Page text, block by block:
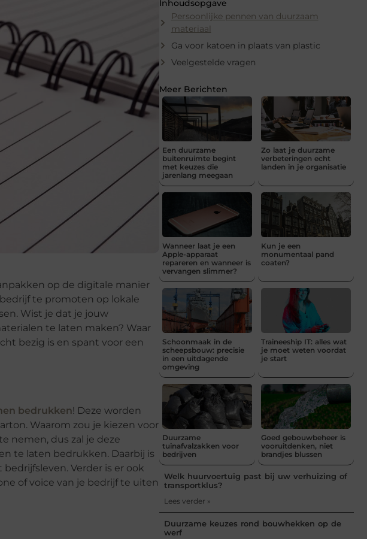
op de digitale manier
te promoten op lokale
Wist je dat je jouw
te laten maken? Waar
bezig is en spant voor een
bedrukken! Deze worden
Waarom zou je kiezen voor
nemen, dus zal je deze
te laten bedrukken. Daarbij is
Verder is er ook
of voice van je bedrijf te uiten
Inhoudsopgave
Persoonlijke pennen van duurzaam
materiaal
Ga voor katoen in plaats van plastic
Veelgestelde vragen
Meer Berichten
Een duurzame
buitenruimte begint
met keuzes die
jarenlang meegaan
Zo laat je duurzame
verbeteringen echt
landen in je organisatie
Wanneer laat je een
Apple-apparaat
repareren en wanneer is
vervangen slimmer?
Kun je een
monumentaal pand
coaten?
Schoonmaak in de
scheepsbouw: precisie
in een uitdagende
omgeving
Traineeship IT: alles wat
je moet weten voordat
je start
Duurzame
tuinafvalzakken voor
bedrijven
Goed gebouwbeheer is
vooruitdenken, niet
brandjes blussen
Welk huurvoertuig past bij uw verhuizing of
transportklus?
Lees verder »
Duurzame keuzes rond bouwhekken op de
werf